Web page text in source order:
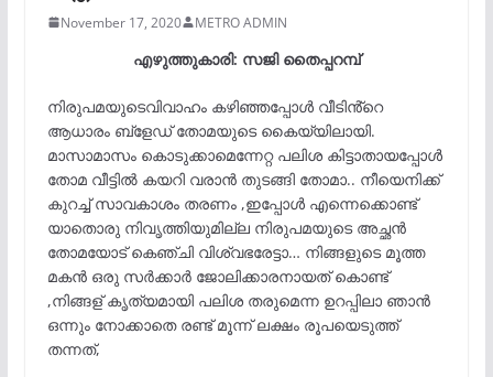
November 17, 2020 METRO ADMIN
എഴുത്തുകാരി: സജി തൈപ്പറമ്പ്
നിരുപമയുടെവിവാഹം കഴിഞ്ഞപ്പോൾ വീടിൻ്റെ
ആധാരം ബ്ളേഡ് തോമയുടെ കൈയ്യിലായി.
മാസാമാസം കൊടുക്കാമെന്നേറ്റ പലിശ കിട്ടാതായപ്പോൾ
തോമ വീട്ടിൽ കയറി വരാൻ തുടങ്ങി തോമാ.. നീയെനിക്ക്
കുറച്ച് സാവകാശം തരണം ,ഇപ്പോൾ എന്നെക്കൊണ്ട്
യാതൊരു നിവൃത്തിയുമില്ല നിരുപമയുടെ അച്ഛൻ
തോമയോട് കെഞ്ചി വിശ്വഭരേട്ടാ… നിങ്ങളുടെ മൂത്ത
മകൻ ഒരു സർക്കാർ ജോലിക്കാരനായത് കൊണ്ട്
,നിങ്ങള് കൃത്യമായി പലിശ തരുമെന്ന ഉറപ്പിലാ ഞാൻ
ഒന്നും നോക്കാതെ രണ്ട് മൂന്ന് ലക്ഷം രൂപയെടുത്ത്
തന്നത്,